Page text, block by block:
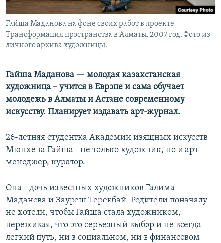
Гайша Маданова на фоне своих работ в проекте
Трансформация пространства в Алматы, 2007 год. Фото из
личного архива художницы.
Гайша Маданова — молодая казахстанская
художница – учится в Европе и сама обучает
молодежь в Алматы и Астане современному
искусству. Планирует издавать арт-журнал.
26-летняя студентка Академии изящных искусств
Мюнхена Гайша - не только художник, но и арт-
менеджер, куратор.
Она - дочь известных художников Галима
Маданова и Зауреш Терекбай. Родители поначалу
не хотели, чтобы Гайша стала художником,
переживая, что это серьезный выбор и не всегда
легкий путь, ни в социальном, ни в финансовом